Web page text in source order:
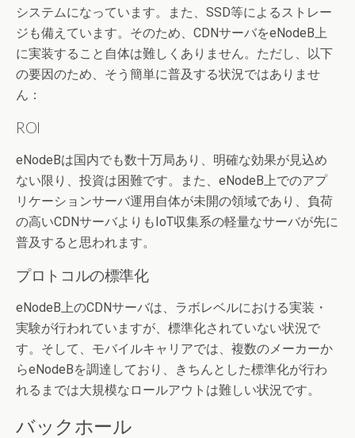
システムになっています。また、SSD等によるストレー
ジも備えています。そのため、CDNサーバをeNodeB上
に実装すること自体は難しくありません。ただし、以下
の要因のため、そう簡単に普及する状況ではありませ
ん：
ROI
eNodeBは国内でも数十万局あり、明確な効果が見込め
ない限り、投資は困難です。また、eNodeB上でのアプ
リケーションサーバ運用自体が未開の領域であり、負荷
の高いCDNサーバよりもIoT収集系の軽量なサーバが先に
普及すると思われます。
プロトコルの標準化
eNodeB上のCDNサーバは、ラボレベルにおける実装・
実験が行われていますが、標準化されていない状況で
す。そして、モバイルキャリアでは、複数のメーカーか
らeNodeBを調達しており、きちんとした標準化が行わ
れるまでは大規模なロールアウトは難しい状況です。
バックホール